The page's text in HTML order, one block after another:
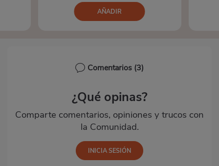
AÑADIR
Comentarios (3)
¿Qué opinas?
Comparte comentarios, opiniones y trucos con
la Comunidad.